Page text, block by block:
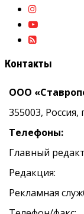
Контакты
ООО
355003,
Телефоны:
Главный
Редакция:
Рекламная